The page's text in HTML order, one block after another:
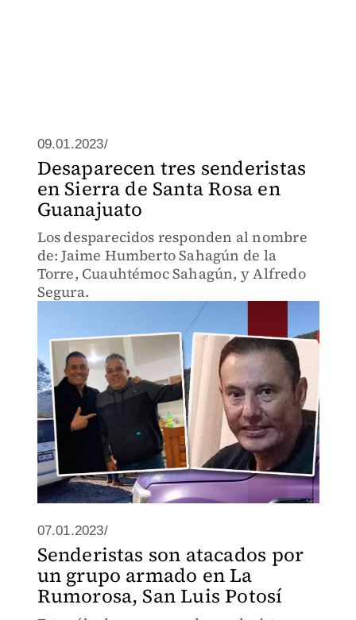
09.01.2023/
Desaparecen tres senderistas
en Sierra de Santa Rosa en
Guanajuato
Los desparecidos responden al nombre
de: Jaime Humberto Sahagún de la
Torre, Cuauhtémoc Sahagún, y Alfredo
Segura.
07.01.2023/
Senderistas son atacados por
un grupo armado en La
Rumorosa, San Luis Potosí